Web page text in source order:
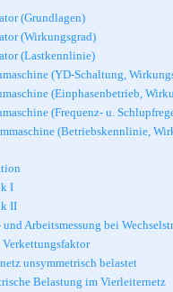
(Grundlagen)
(Wirkungsgrad)
(Lastkennlinie)
(YD-Schaltung,
(Einphasenbetrieb,
(Frequenz- u.
(Betriebskennlinie,
I
II
Arbeitsmessung bei
Verkettungsfaktor
unsymmetrisch belastet
Belastung im Vierleiternetz